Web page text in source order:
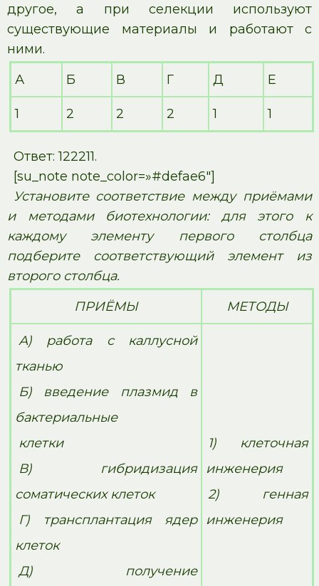
другое, а при селекции используют
существующие материалы и работают с
ними.
А
Б В Г Д Е
1 2 2 2 1 1
Ответ: 122211.
[su_note note_color=»#defae6″]
Установите соответствие между приёмами
и методами биотехнологии: для этого к
каждому элементу первого столбца
подберите соответствующий элемент из
второго столбца.
ПРИЁМЫ
МЕТОДЫ
А) работа с каллусной
тканью
Б) введение плазмид в
бактериальные
клетки
В) гибридизация
соматических клеток
Г) трансплантация ядер
клеток
Д) получение
1) клеточная
инженерия
2) генная
инженерия